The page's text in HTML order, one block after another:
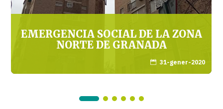
EMERGENCIA SOCIAL DE LA ZONA
NORTE DE GRANADA
 31-gener-2020